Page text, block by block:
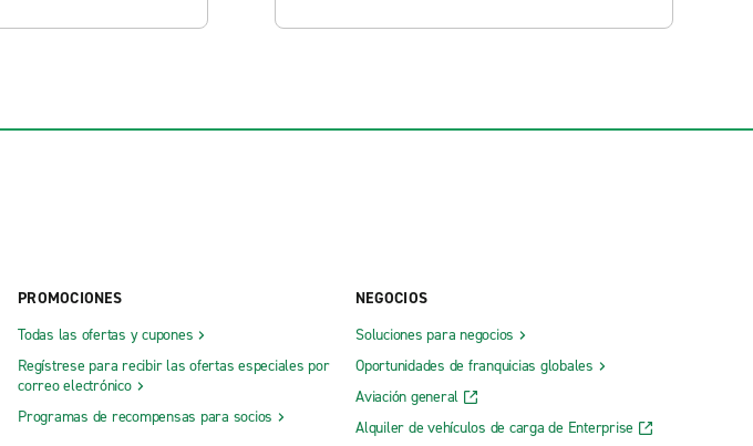
PROMOCIONES
Todas las ofertas y cupones
Regístrese para recibir las ofertas especiales por
correo electrónico
Programas de recompensas para socios
NEGOCIOS
Soluciones para negocios
Oportunidades de franquicias globales
Aviación general
Alquiler de vehículos de carga de Enterprise